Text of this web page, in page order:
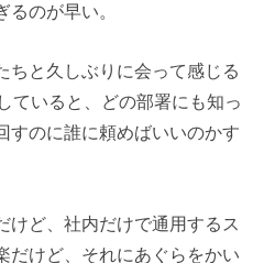
のが早い。
ちと久しぶりに会って感じる
ていると、どの部署にも知っ
すのに誰に頼めばいいのかす
けど、社内だけで通用するス
だけど、それにあぐらをかい